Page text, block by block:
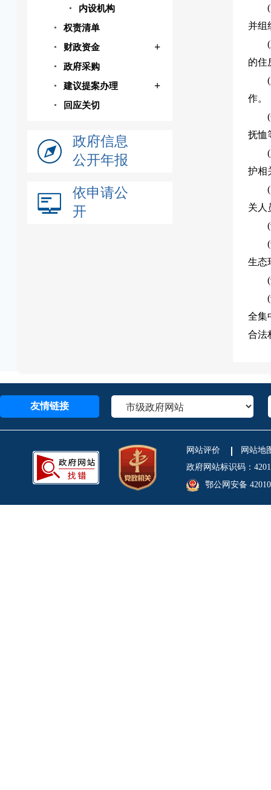
内设机构
权责清单
财政资金
+
政府采购
建议提案办理
+
回应关切
政府信息
公开年报
依申请公
开
并组
的住
作。
抚恤
护相
关人
生态
全集
合法
友情链接
网站评价
网站地
政府网站标识码：
鄂公网安备